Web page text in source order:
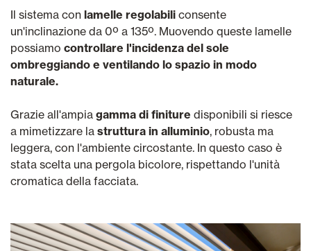
Il sistema con lamelle regolabili consente
un'inclinazione da 0º a 135º. Muovendo queste lamelle
possiamo controllare l'incidenza del sole
ombreggiando e ventilando lo spazio in modo
naturale.
Grazie all'ampia gamma di finiture disponibili si riesce
a mimetizzare la struttura in alluminio, robusta ma
leggera, con l'ambiente circostante. In questo caso è
stata scelta una pergola bicolore, rispettando l'unità
cromatica della facciata.